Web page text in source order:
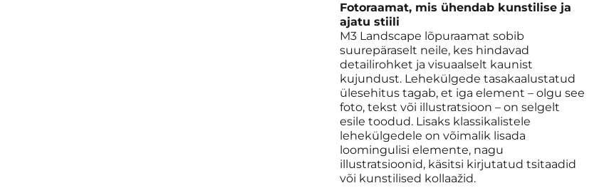
Fotoraamat, mis ühendab kunstilise ja
ajatu stiili
M3 Landscape lõpuraamat sobib
suurepäraselt neile, kes hindavad
detailirohket ja visuaalselt kaunist
kujundust. Lehekülgede tasakaalustatud
ülesehitus tagab, et iga element – olgu see
foto, tekst või illustratsioon – on selgelt
esile toodud. Lisaks klassikalistele
lehekülgedele on võimalik lisada
loomingulisi elemente, nagu
illustratsioonid, käsitsi kirjutatud tsitaadid
või kunstilised kollaažid.